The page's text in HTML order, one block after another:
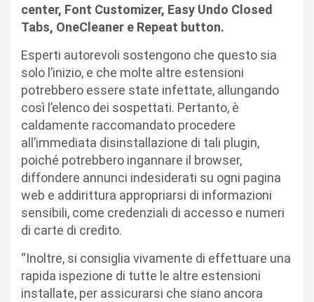
center, Font Customizer, Easy Undo Closed
Tabs, OneCleaner e Repeat button.
Esperti autorevoli sostengono che questo sia
solo l’inizio, e che molte altre estensioni
potrebbero essere state infettate, allungando
così l’elenco dei sospettati. Pertanto, è
caldamente raccomandato procedere
all’immediata disinstallazione di tali plugin,
poiché potrebbero ingannare il browser,
diffondere annunci indesiderati su ogni pagina
web e addirittura appropriarsi di informazioni
sensibili, come credenziali di accesso e numeri
di carte di credito.
“Inoltre, si consiglia vivamente di effettuare una
rapida ispezione di tutte le altre estensioni
installate, per assicurarsi che siano ancora